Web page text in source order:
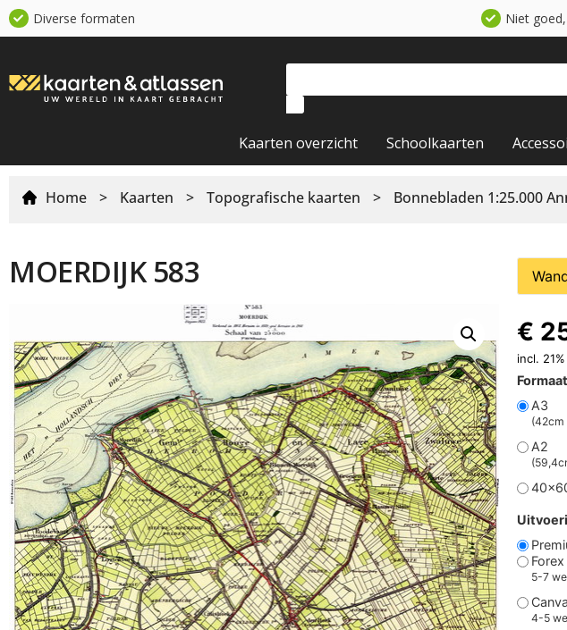
Diverse formaten Niet
Kaarten overzicht Schoolkaarten
Home > Kaarten > Topografische kaarten > Bonnebladen 1:25.000
MOERDIJK 583
Formaat
A3
(42cm
A2
5-7
4-5
€
incl.